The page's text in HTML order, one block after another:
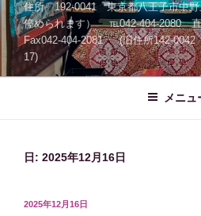
キ
ッ
プ
住所 192-0041 東京都八王子市中野
停められます） ℡042-404-2080 直
Fax042-404-2081 (旧住所142-0042
17)
メニュ
日: 2025年12月16日
投
2025年12月16日